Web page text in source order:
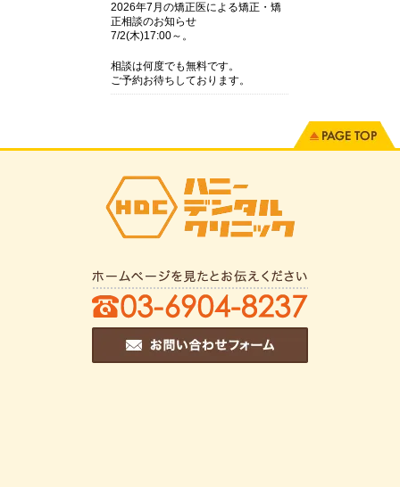
2026年7月の矯正医による矯正・矯
正相談のお知らせ
7/2(木)17:00～。
相談は何度でも無料です。
ご予約お待ちしております。